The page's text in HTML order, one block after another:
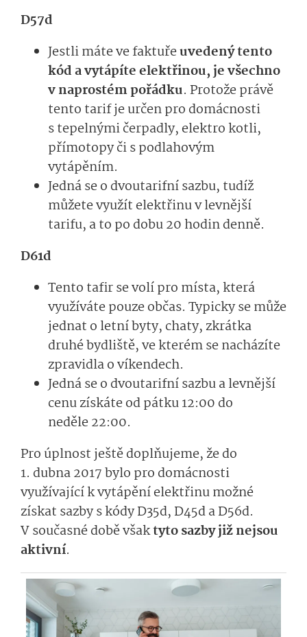
D57d
Jestli máte ve faktuřeuvedený tento
kód a vytápíte elektřinou, je všechno
v naprostém pořádku. Protože právě
tento tarif je určen pro domácnosti
s tepelnými čerpadly, elektro kotli,
přímotopy či s podlahovým
vytápěním.
Jedná se o dvoutarifní sazbu, tudíž
můžete využít elektřinu v levnější
tarifu, a to po dobu 20 hodin denně.
D61d
Tento tafir se volí pro místa, která
využíváte pouze občas. Typicky se může
jednat o letní byty, chaty, zkrátka
druhé bydliště, ve kterém se nacházíte
zpravidla o víkendech.
Jedná se o dvoutarifní sazbu a levnější
cenu získáte od pátku 12:00 do
neděle 22:00.
Pro úplnost ještě doplňujeme, že do
1. dubna 2017 bylo pro domácnosti
využívající k vytápění elektřinu možné
získat sazby s kódy D35d, D45d a D56d.
V současné době všaktyto sazby již nejsou
aktivní.